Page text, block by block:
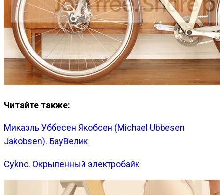
Читайте также:
Микаэль Уббесен Якобсен (Michael Ubbesen
Jakobsen). БауВелик
Cykno. Окрыленный электробайк